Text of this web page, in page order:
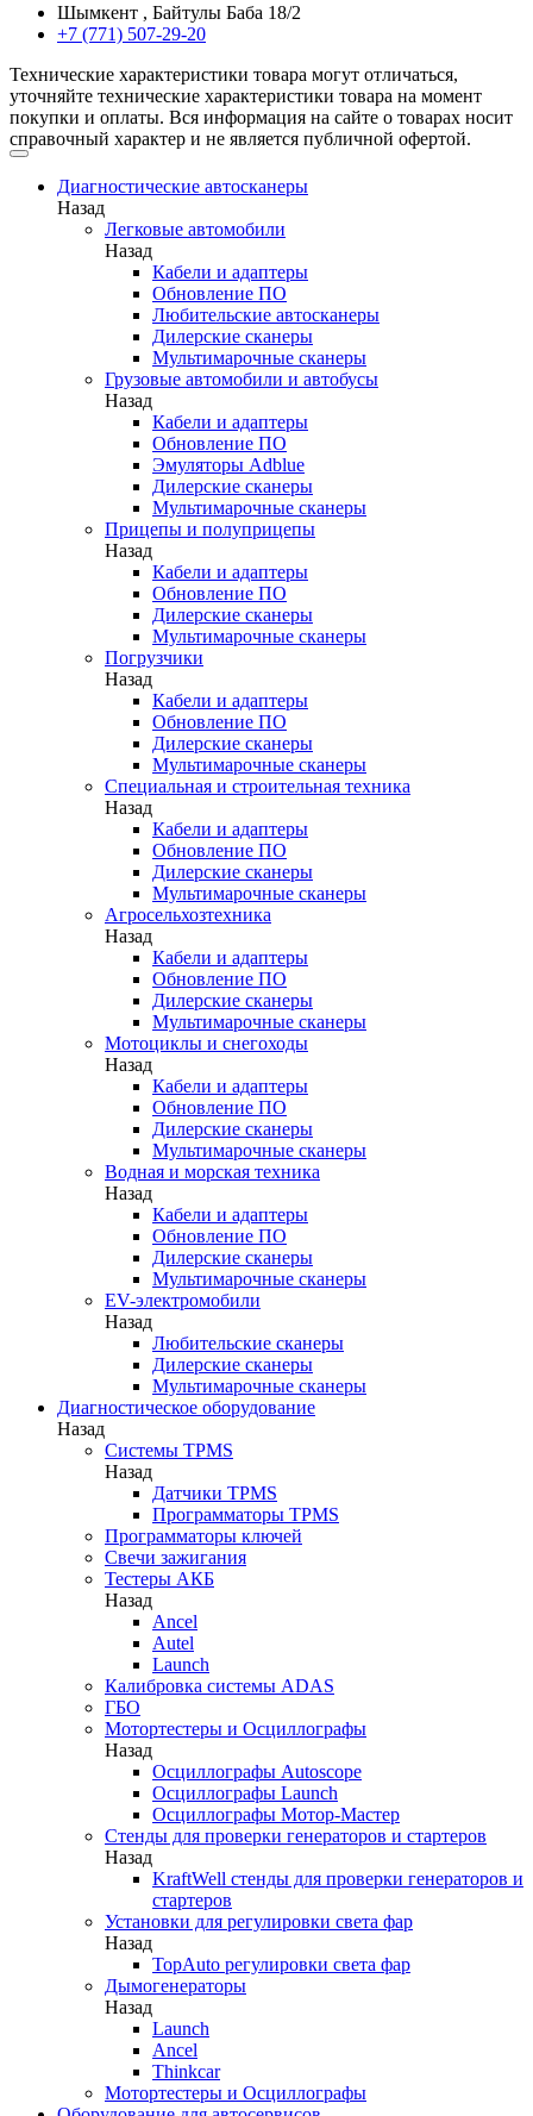
Шымкент , Байтулы Баба 18/2
+7 (771) 507-29-20
Технические характеристики товара могут отличаться,
уточняйте технические характеристики товара на момент
покупки и оплаты. Вся информация на сайте о товарах носит
справочный характер и не является публичной офертой.
Диагностические автосканеры
Назад
Легковые автомобили
Назад
Кабели и адаптеры
Обновление ПО
Любительские автосканеры
Дилерские сканеры
Мультимарочные сканеры
Грузовые автомобили и автобусы
Назад
Кабели и адаптеры
Обновление ПО
Эмуляторы Adblue
Дилерские сканеры
Мультимарочные сканеры
Прицепы и полуприцепы
Назад
Кабели и адаптеры
Обновление ПО
Дилерские сканеры
Мультимарочные сканеры
Погрузчики
Назад
Кабели и адаптеры
Обновление ПО
Дилерские сканеры
Мультимарочные сканеры
Специальная и строительная техника
Назад
Кабели и адаптеры
Обновление ПО
Дилерские сканеры
Мультимарочные сканеры
Агросельхозтехника
Назад
Кабели и адаптеры
Обновление ПО
Дилерские сканеры
Мультимарочные сканеры
Мотоциклы и снегоходы
Назад
Кабели и адаптеры
Обновление ПО
Дилерские сканеры
Мультимарочные сканеры
Водная и морская техника
Назад
Кабели и адаптеры
Обновление ПО
Дилерские сканеры
Мультимарочные сканеры
EV-электромобили
Назад
Любительские сканеры
Дилерские сканеры
Мультимарочные сканеры
Диагностическое оборудование
Назад
Системы TPMS
Назад
Датчики TPMS
Программаторы TPMS
Программаторы ключей
Свечи зажигания
Тестеры АКБ
Назад
Ancel
Autel
Launch
Калибровка системы ADAS
ГБО
Мотортестеры и Осциллографы
Назад
Осциллографы Autoscope
Осциллографы Launch
Осциллографы Мотор-Мастер
Стенды для проверки генераторов и стартеров
Назад
KraftWell стенды для проверки генераторов и
стартеров
Установки для регулировки света фар
Назад
TopAuto регулировки света фар
Дымогенераторы
Назад
Launch
Ancel
Thinkcar
Мотортестеры и Осциллографы